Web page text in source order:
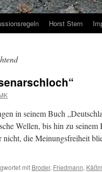
Horst Stern
in seinem Buch
Wellen, bis hin zu seinem
nicht, die Meinungsfreiheit
mit Broder, Friedmann,